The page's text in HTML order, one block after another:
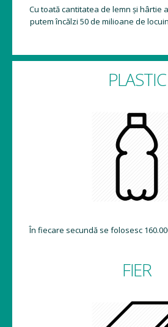
Cu toată cantitatea de lemn și hârtie
putem încălzi 50 de milioane de
PLASTIC
În fiecare secundă se folosesc
FIER